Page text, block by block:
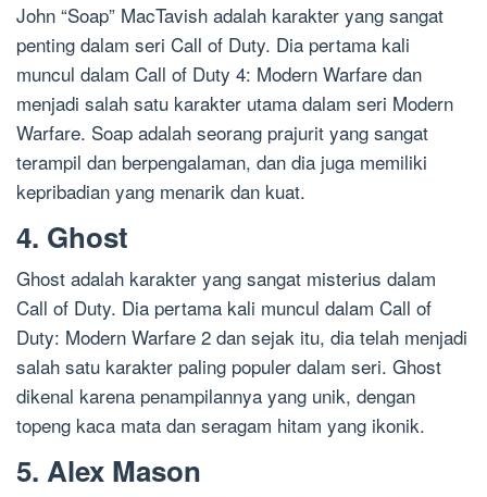
John “Soap” MacTavish adalah karakter yang sangat
penting dalam seri Call of Duty. Dia pertama kali
muncul dalam Call of Duty 4: Modern Warfare dan
menjadi salah satu karakter utama dalam seri Modern
Warfare. Soap adalah seorang prajurit yang sangat
terampil dan berpengalaman, dan dia juga memiliki
kepribadian yang menarik dan kuat.
4. Ghost
Ghost adalah karakter yang sangat misterius dalam
Call of Duty. Dia pertama kali muncul dalam Call of
Duty: Modern Warfare 2 dan sejak itu, dia telah menjadi
salah satu karakter paling populer dalam seri. Ghost
dikenal karena penampilannya yang unik, dengan
topeng kaca mata dan seragam hitam yang ikonik.
5. Alex Mason